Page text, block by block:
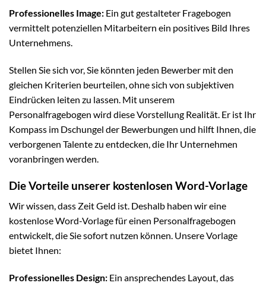
Professionelles Image: Ein gut gestalteter Fragebogen
vermittelt potenziellen Mitarbeitern ein positives Bild Ihres
Unternehmens.
Stellen Sie sich vor, Sie könnten jeden Bewerber mit den
gleichen Kriterien beurteilen, ohne sich von subjektiven
Eindrücken leiten zu lassen. Mit unserem
Personalfragebogen wird diese Vorstellung Realität. Er ist Ihr
Kompass im Dschungel der Bewerbungen und hilft Ihnen, die
verborgenen Talente zu entdecken, die Ihr Unternehmen
voranbringen werden.
Die Vorteile unserer kostenlosen Word-Vorlage
Wir wissen, dass Zeit Geld ist. Deshalb haben wir eine
kostenlose Word-Vorlage für einen Personalfragebogen
entwickelt, die Sie sofort nutzen können. Unsere Vorlage
bietet Ihnen:
Professionelles Design: Ein ansprechendes Layout, das